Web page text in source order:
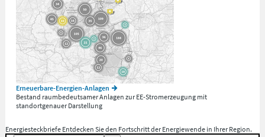
Erneuerbare-Energien-Anlagen
Bestand raumbedeutsamer Anlagen zur EE-Stromerzeugung mit
standortgenauer Darstellung
Energiesteckbriefe Entdecken Sie den Fortschritt der Energiewende in Ihrer Region.